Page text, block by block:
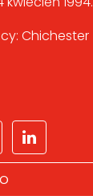
Chichester